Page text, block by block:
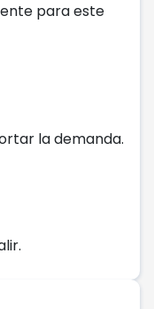
para este
la demanda.